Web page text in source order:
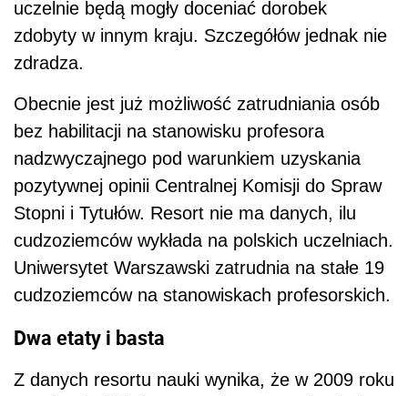
uczelnie będą mogły doceniać dorobek
zdobyty w innym kraju. Szczegółów jednak nie
zdradza.
Obecnie jest już możliwość zatrudniania osób
bez habilitacji na stanowisku profesora
nadzwyczajnego pod warunkiem uzyskania
pozytywnej opinii Centralnej Komisji do Spraw
Stopni i Tytułów. Resort nie ma danych, ilu
cudzoziemców wykłada na polskich uczelniach.
Uniwersytet Warszawski zatrudnia na stałe 19
cudzoziemców na stanowiskach profesorskich.
Dwa etaty i basta
Z danych resortu nauki wynika, że w 2009 roku